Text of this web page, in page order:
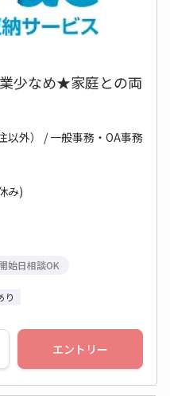
少なめ★家庭との両
以外） / 一般事務・OA事務
み)
始日相談OK
り
エントリー